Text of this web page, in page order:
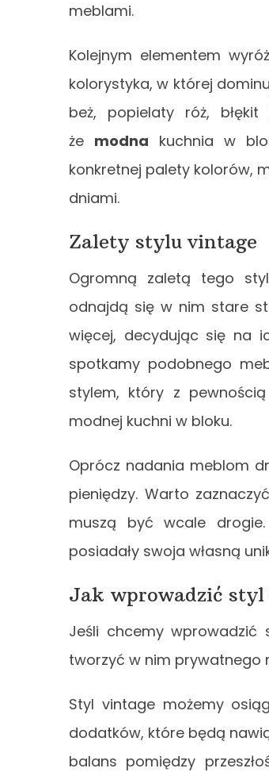
meblami.
Kolejnym elementem
kolorystyka, w której
beż, popielaty róż,
że modna kuchnia w
konkretnej palety kolorów,
dniami.
Zalety stylu vintage
Ogromną zaletą tego
odnajdą się w nim stare
więcej, decydując się na
spotkamy podobnego
stylem, który z
modnej kuchni w bloku.
Oprócz nadania meblom
pieniędzy. Warto
muszą być wcale
posiadały swoja własną
Jak wprowadzić styl
Jeśli chcemy
tworzyć w nim prywatnego
Styl vintage możemy
dodatków, które będą
balans pomiędzy